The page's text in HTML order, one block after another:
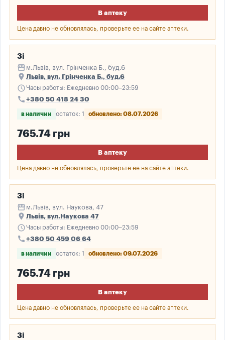
В аптеку
Цена давно не обновлялась, проверьте ее на сайте аптеки.
3і
storefront м.Львів, вул. Грінченка Б., буд.6
place Львів, вул. Грінченка Б., буд.6
scheduleЧасы работы: Ежедневно 00:00–23:59
call +380 50 418 24 30
в наличии остаток: 1 обновлено: 08.07.2026
765.74 грн
В аптеку
Цена давно не обновлялась, проверьте ее на сайте аптеки.
3і
storefront м.Львів, вул. Наукова, 47
place Львів, вул.Наукова 47
scheduleЧасы работы: Ежедневно 00:00–23:59
call +380 50 459 06 64
в наличии остаток: 1 обновлено: 09.07.2026
765.74 грн
В аптеку
Цена давно не обновлялась, проверьте ее на сайте аптеки.
3і